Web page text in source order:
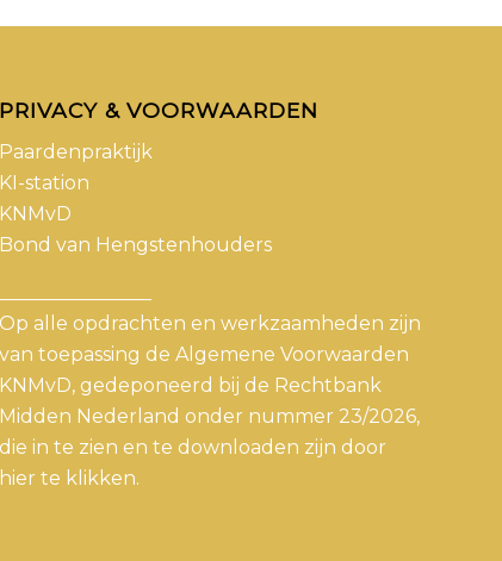
PRIVACY & VOORWAARDEN
Paardenpraktijk
KI-station
KNMvD
Bond van Hengstenhouders
Op alle opdrachten en werkzaamheden zijn
van toepassing de Algemene Voorwaarden
KNMvD, gedeponeerd bij de Rechtbank
Midden Nederland onder nummer 23/2026,
die in te zien en te downloaden zijn door
hier te klikken.